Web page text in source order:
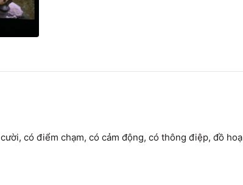
có điểm chạm, có cảm động, có thông điệp, đồ hoạ